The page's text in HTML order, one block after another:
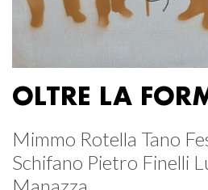
OLTRE LA
Mimmo Rotella Tano
Schifano Pietro Finelli